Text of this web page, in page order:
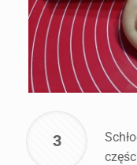
3